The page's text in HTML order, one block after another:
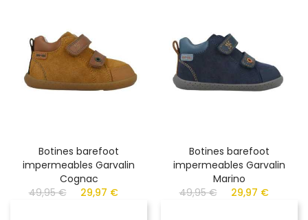
Botines barefoot
impermeables Garvalin
Cognac
49,95 €
29,97 €
Botines barefoot
impermeables Garvalin
Marino
49,95 €
29,97 €